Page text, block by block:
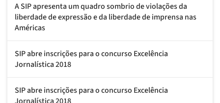
A SIP apresenta um quadro sombrio de violações da
liberdade de expressão e da liberdade de imprensa nas
Américas
SIP abre inscrições para o concurso Excelência
Jornalística 2018
SIP abre inscrições para o concurso Excelência